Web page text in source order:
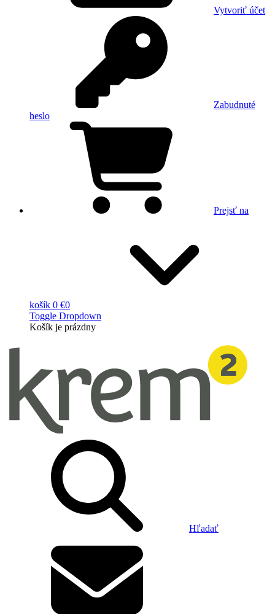
Vytvoriť účet
Zabudnuté
heslo
Prejsť na
košík 0 €0
Toggle Dropdown
Košík je prázdny
Hľadať